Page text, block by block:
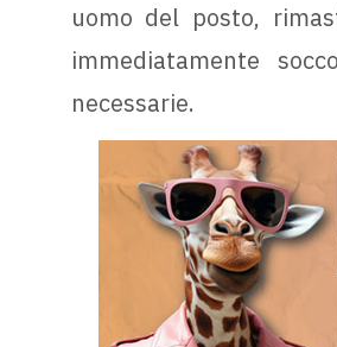
uomo del posto,
immediatamente
necessarie.